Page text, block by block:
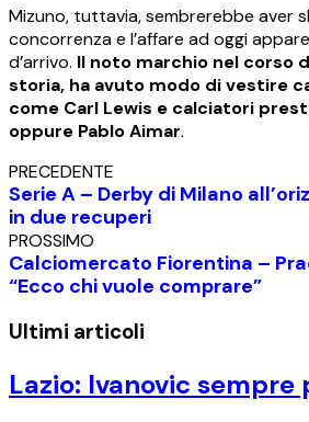
Mizuno, tuttavia, sembrerebbe aver
concorrenza e l’affare ad oggi
d’arrivo. Il noto marchio nel corso
storia, ha avuto modo di vestire
come Carl Lewis e calciatori
oppure Pablo Aimar.
PRECEDENTE
Serie A – Derby di Milano
in due recuperi
PROSSIMO
Calciomercato Fiorentina –
“Ecco chi vuole comprare”
Ultimi articoli
Lazio: Ivanovic sempre